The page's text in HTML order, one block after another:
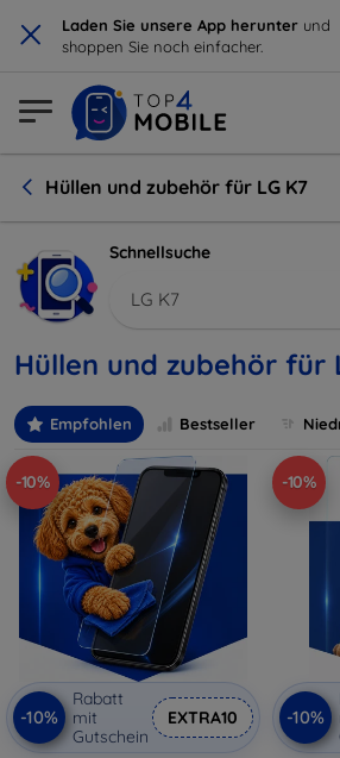
× Laden Sie unsere App herunter und
shoppen Sie noch einfacher.
Hüllen und zubehör für LG K7
Schnellsuche
LG K7
Hüllen und zubehör für
Empfohlen Bestseller
-10%
-10%
Rabatt
mit
Gutschein
EXTRA10
-10%
-10%